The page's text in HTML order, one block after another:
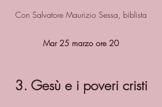
Con Salvatore Maurizio Sessa, biblista
Mar 25 marzo ore 20
3. Gesù e i poveri cristi